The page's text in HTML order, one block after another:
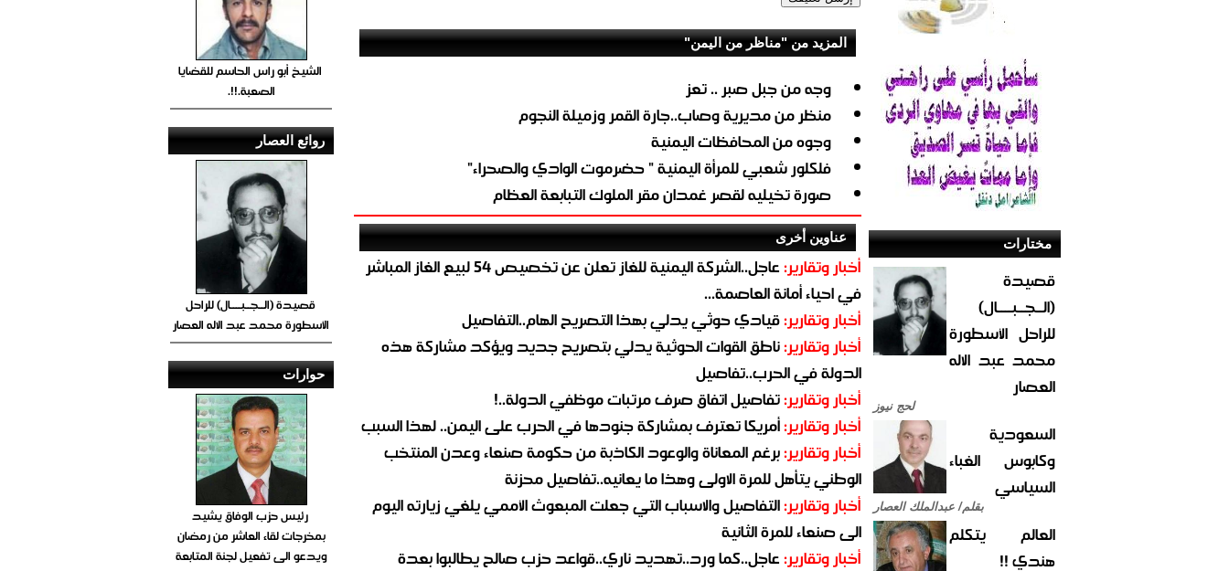
مختارات
قصيدة
(الــجــبــــال)
للراحل الأسطورة
محمد عبد الاله
العصار
لحج نيوز
السعودية
وكابوس الغباء
السياسي
بقلم/ عبدالملك العصار
العالم يتكلم
هندي !!
المزيد من "مناظر من اليمن"
وجه من جبل صبر .. تعز
منظر من مديرية وصاب..جارة القمر وزميلة النجوم
وجوه من المحافظات اليمنية
فلكلور شعبي للمرأة اليمنية " حضرموت الوادي والصحراء"
صورة تخيليه لقصر غمدان مقر الملوك التبابعة العظام
عناوين أخرى
أخبار وتقارير:
عاجل..الشركة اليمنية للغاز تعلن عن تخصيص 54 لبيع الغاز المباشر
في احياء أمانة العاصمة...
أخبار وتقارير:قيادي حوثي يدلي بهذا التصريح الهام..التفاصيل
أخبار وتقارير:ناطق القوات الحوثية يدلي بتصريح جديد ويؤكد مشاركة هذه
الدولة في الحرب..تفاصيل
أخبار وتقارير:تفاصيل اتفاق صرف مرتبات موظفي الدولة..!
أخبار وتقارير:أمريكا تعترف بمشاركة جنودها في الحرب على اليمن.. لهذا السبب
أخبار وتقارير:برغم المعاناة والوعود الكاذبة من حكومة صنعاء وعدن المنتخب
الوطني يتأهل للمرة الاولى وهذا ما يعانيه..تفاصيل محزنة
أخبار وتقارير:التفاصيل والاسباب التي جعلت المبعوث الأممي يلغي زيارته اليوم
الى صنعاء للمرة الثانية
أخبار وتقارير:عاجل..كما ورد..تهديد ناري..قواعد حزب صالح يطالبوا بعدة
الشيخ أبو راس الحاسم للقضايا
الصعبة.!!.
روائع العصار
قصيدة (الــجــبــــال) للراحل
الأسطورة محمد عبد الاله العصار
حوارات
رئيس حزب الوفاق يشيد
بمخرجات لقاء العاشر من رمضان
ويدعو الى تفعيل لجنة المتابعة